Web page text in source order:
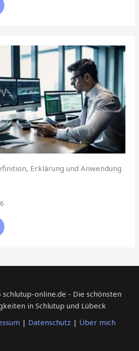
Erklärung und Anwendung
online.de - Die schönsten
in Schlutup und Lübeck
| Datenschutz | Über mich